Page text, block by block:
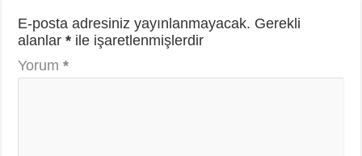
E-posta adresiniz yayınlanmayacak. Gerekli
alanlar* ile işaretlenmişlerdir
Yorum*